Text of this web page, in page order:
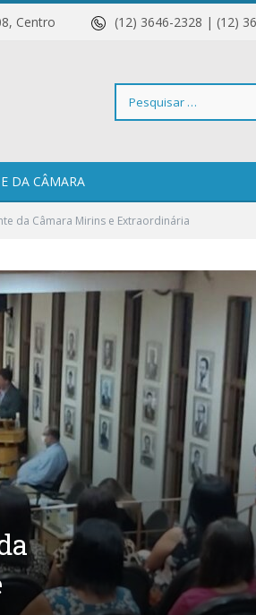
08, Centro (12) 3646-2328 | (12)
Pesquisar
por:
DA CÂMARA
da Câmara Mirins e Extraordinária